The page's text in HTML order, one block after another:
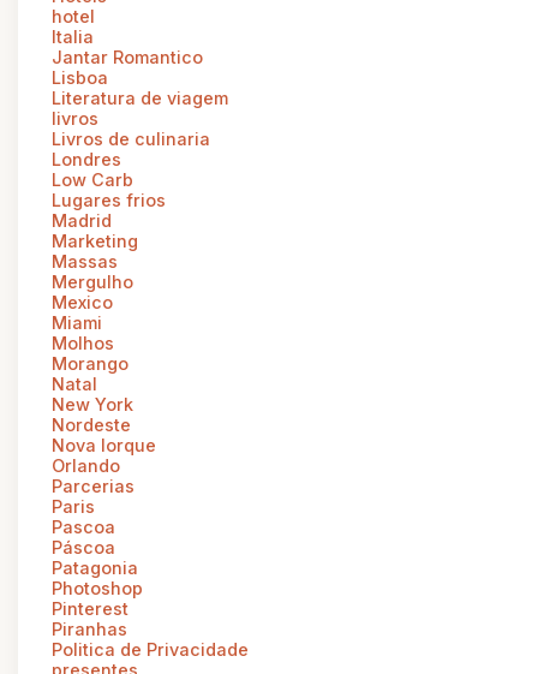
hotel
Italia
Jantar Romantico
Lisboa
Literatura de viagem
livros
Livros de culinaria
Londres
Low Carb
Lugares frios
Madrid
Marketing
Massas
Mergulho
Mexico
Miami
Molhos
Morango
Natal
New York
Nordeste
Nova Iorque
Orlando
Parcerias
Paris
Pascoa
Páscoa
Patagonia
Photoshop
Pinterest
Piranhas
Politica de Privacidade
presentes